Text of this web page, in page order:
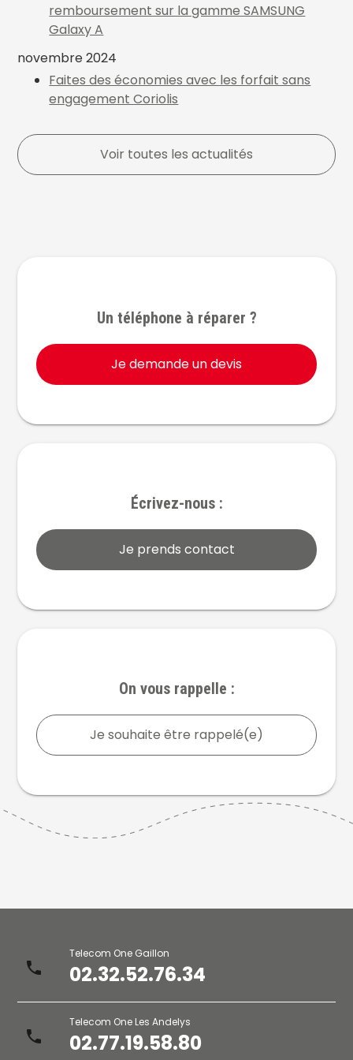
remboursement sur la gamme SAMSUNG
Galaxy A
novembre 2024
Faites des économies avec les forfait sans
engagement Coriolis
Voir toutes les actualités
Un téléphone à réparer ?
Je demande un devis
Écrivez-nous :
Je prends contact
On vous rappelle :
Je souhaite être rappelé(e)
phone
Telecom One Gaillon
02.32.52.76.34
phone
Telecom One Les Andelys
02.77.19.58.80